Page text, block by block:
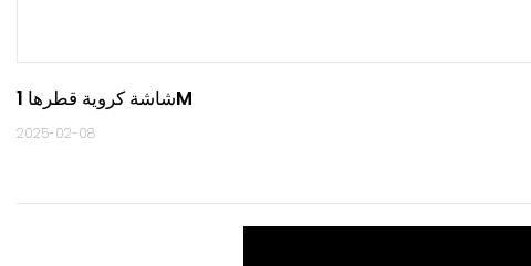
شاشة كروية قطرها 1M
2025-02-08